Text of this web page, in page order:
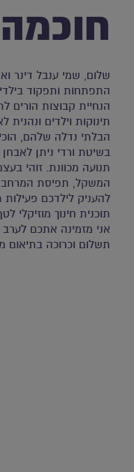
שלום, שמי ענבל דינר
התפתחות ותפקוד
הנחיית קבוצות הורים
תינוקות וילדים
הבלתי נדלה שלהם,
בשיטת ורדי ניתן
תנועה מכוונת. זוהי
המשקל, תפיסת המרחב,
להעניק לילדכם פעילות
תוכנית חינוך מוזיקלי
אני מזמינה אתכם
תשלום וכרוכה בתיאום